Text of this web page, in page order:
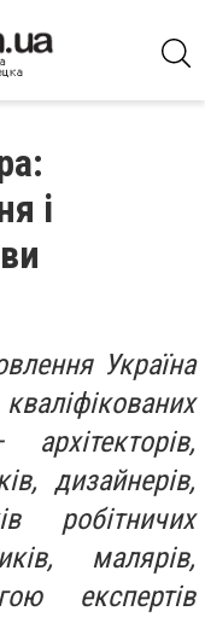
і
Україна
дизайнерів,
робітничих
малярів,
експертів